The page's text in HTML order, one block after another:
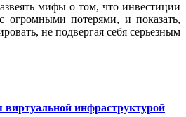
мифы о том, что инвестиции
огромными потерями, и показать,
не подвергая себя серьезным
инфраструктурой